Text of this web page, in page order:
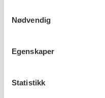
Nødvendig
Egenskaper
Statistikk
barnevernet i
I den nye loven